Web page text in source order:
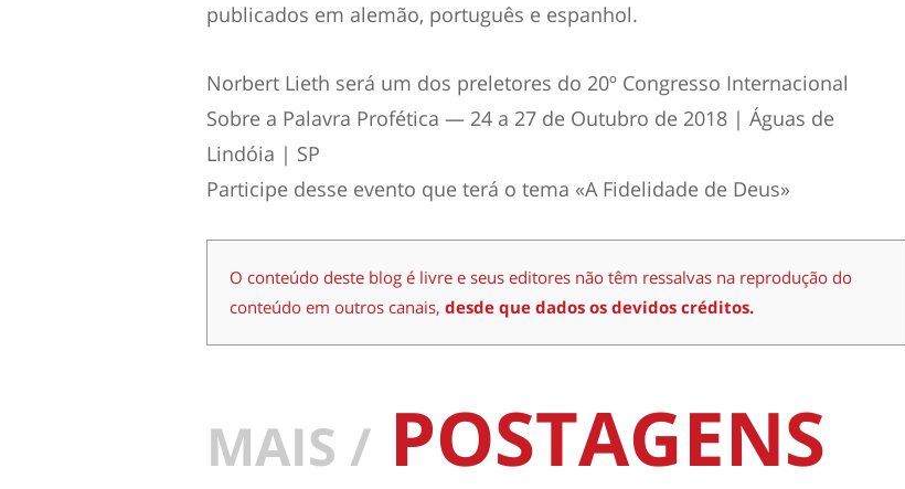
publicados em alemão, português e espanhol.
Norbert Lieth será um dos preletores do 20º Congresso Internacional
Sobre a Palavra Profética — 24 a 27 de Outubro de 2018 | Águas de
Lindóia | SP
Participe desse evento que terá o tema «A Fidelidade de Deus»
O conteúdo deste blog é livre e seus editores não têm ressalvas na reprodução do
conteúdo em outros canais, desde que dados os devidos créditos.
MAIS / POSTAGENS